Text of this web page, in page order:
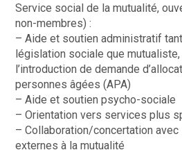
Service social de la mutualité,
non-membres) :
– Aide et soutien administratif
législation sociale que mutualiste,
l’introduction de demande
personnes âgées (APA)
– Aide et soutien psycho-sociale
– Orientation vers services plus
– Collaboration/concertation
externes à la mutualité